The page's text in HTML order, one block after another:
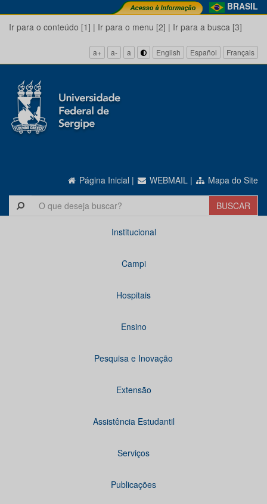
BRASIL
Ir para o conteúdo [1] | Ir para o menu [2] | Ir para a busca [3]
a+ a- a English Español Français
Página Inicial | WEBMAIL | Mapa do Site
Institucional
Campi
Hospitais
Ensino
Pesquisa e Inovação
Extensão
Assistência Estudantil
Serviços
Publicações